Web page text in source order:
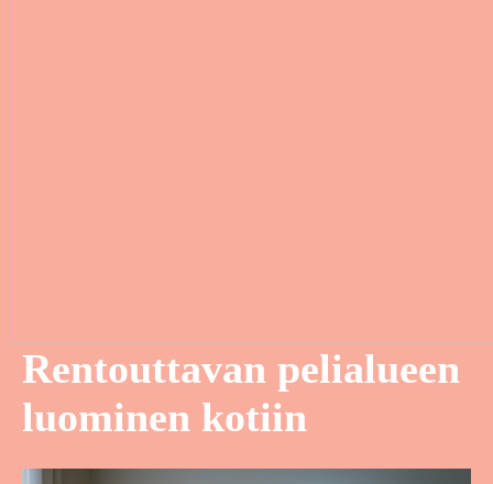
Rentouttavan pelialueen
luominen kotiin